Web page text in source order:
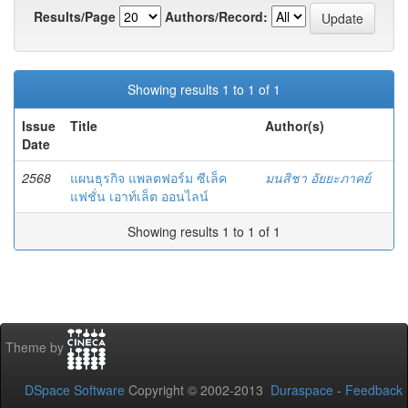
Results/Page Authors/Record:
Showing results 1 to 1 of 1
Issue
Date
Title Author(s)
2568
แผนธุรกิจ แพลตฟอร์ม ซีเล็ค
แฟชั่น เอาท์เล็ต ออนไลน์
มนสิชา อัยยะภาคย์
Showing results 1 to 1 of 1
Theme by
DSpace Software Copyright © 2002-2013 Duraspace - Feedback